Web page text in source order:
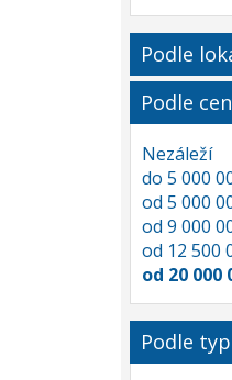
Podle
Podle
Nezáleží
do 5 000
od 5 000
od 9 000
od 12 500
od 20 000
Podle